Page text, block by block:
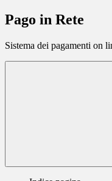
Pago in Rete
Sistema dei pagamenti on